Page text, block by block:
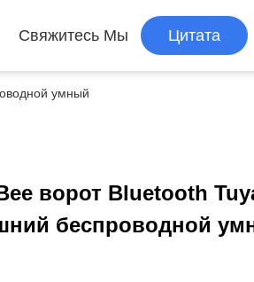
Свяжитесь Мы Цитата
умный
ворот Bluetooth
беспроводной